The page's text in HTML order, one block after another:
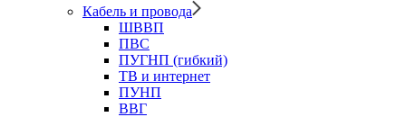
Кабель и провода
ШВВП
ПВС
ПУГНП (гибкий)
ТВ и интернет
ПУНП
ВВГ